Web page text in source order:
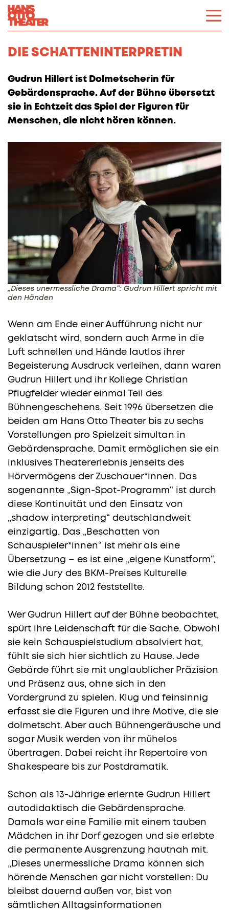
DIE SCHATTENINTERPRETIN
Gudrun Hillert ist Dolmetscherin für
Gebärdensprache. Auf der Bühne übersetzt
sie in Echtzeit das Spiel der Figuren für
Menschen, die nicht hören können.
„Dieses unermessliche Drama“: Gudrun Hillert spricht mit
den Händen
Wenn am Ende einer Aufführung nicht nur
geklatscht wird, sondern auch Arme in die
Luft schnellen und Hände lautlos ihrer
Begeisterung Ausdruck verleihen, dann waren
Gudrun Hillert und ihr Kollege Christian
Pflugfelder wieder einmal Teil des
Bühnengeschehens. Seit 1996 übersetzen die
beiden am Hans Otto Theater bis zu sechs
Vorstellungen pro Spielzeit simultan in
Gebärdensprache. Damit ermöglichen sie ein
inklusives Theatererlebnis jenseits des
Hörvermögens der Zuschauer*innen. Das
sogenannte „Sign-Spot-Programm“ ist durch
diese Kontinuität und den Einsatz von
„shadow interpreting“ deutschlandweit
einzigartig. Das „Beschatten von
Schauspieler*innen“ ist mehr als eine
Übersetzung – es ist eine „eigene Kunstform“,
wie die Jury des BKM-Preises Kulturelle
Bildung schon 2012 feststellte.
Wer Gudrun Hillert auf der Bühne beobachtet,
spürt ihre Leidenschaft für die Sache. Obwohl
sie kein Schauspielstudium absolviert hat,
fühlt sie sich hier sichtlich zu Hause. Jede
Gebärde führt sie mit unglaublicher Präzision
und Präsenz aus, ohne sich in den
Vordergrund zu spielen. Klug und feinsinnig
erfasst sie die Figuren und ihre Motive, die sie
dolmetscht. Aber auch Bühnengeräusche und
sogar Musik werden von ihr mühelos
übertragen. Dabei reicht ihr Repertoire von
Shakespeare bis zur Postdramatik.
Schon als 13-Jährige erlernte Gudrun Hillert
autodidaktisch die Gebärdensprache.
Damals war eine Familie mit einem tauben
Mädchen in ihr Dorf gezogen und sie erlebte
die permanente Ausgrenzung hautnah mit.
„Dieses unermessliche Drama können sich
hörende Menschen gar nicht vorstellen: Du
bleibst dauernd außen vor, bist von
sämtlichen Alltagsinformationen